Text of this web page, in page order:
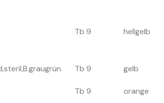
Tb 9 hellgelb
Tb 9 gelb
Tb 9 orange